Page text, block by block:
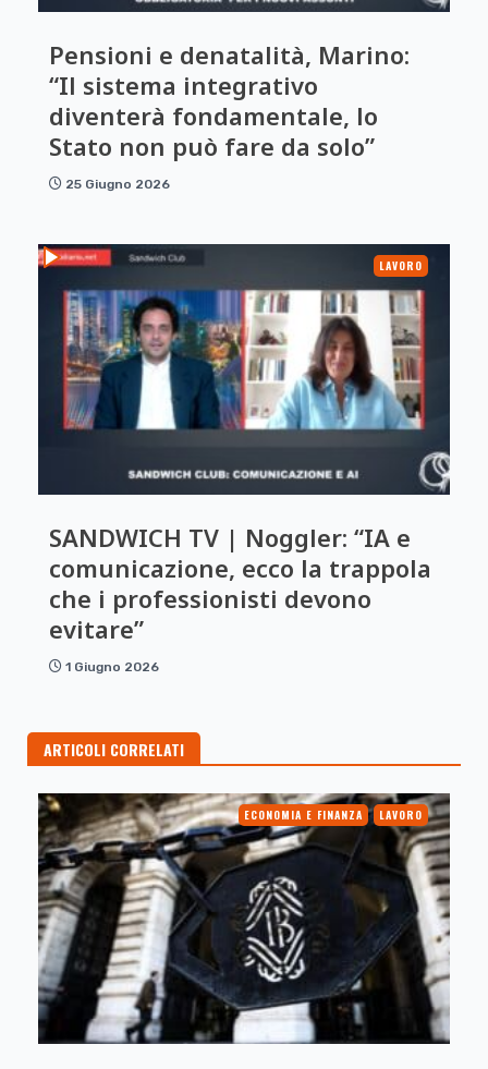
Pensioni e denatalità, Marino:
“Il sistema integrativo
diventerà fondamentale, lo
Stato non può fare da solo”
25 Giugno 2026
LAVORO
SANDWICH TV | Noggler: “IA e
comunicazione, ecco la trappola
che i professionisti devono
evitare”
1 Giugno 2026
ARTICOLI CORRELATI
ECONOMIA E FINANZA LAVORO